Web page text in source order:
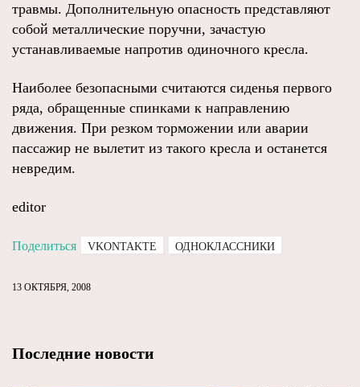
травмы. Дополнительную опасность представляют
собой металлические поручни, зачастую
устанавливаемые напротив одиночного кресла.
Наиболее безопасными считаются сиденья первого
ряда, обращенные спинками к направлению
движения. При резком торможении или аварии
пассажир не вылетит из такого кресла и останется
невредим.
editor
Поделиться VKONTAKTE ОДНОКЛАССНИКИ
13 ОКТЯБРЯ, 2008
Последние новости